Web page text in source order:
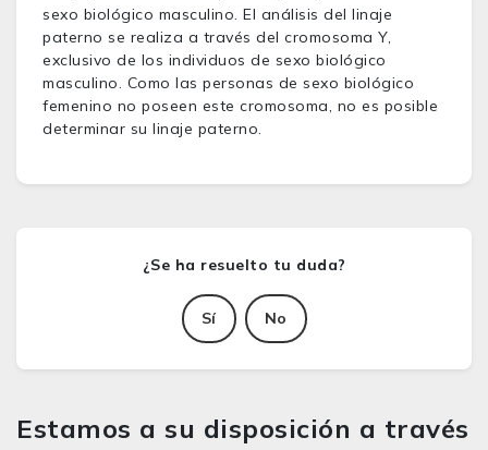
sexo biológico masculino. El análisis del linaje
paterno se realiza a través del cromosoma Y,
exclusivo de los individuos de sexo biológico
masculino. Como las personas de sexo biológico
femenino no poseen este cromosoma, no es posible
determinar su linaje paterno.
Sí No
Estamos a su disposición a través